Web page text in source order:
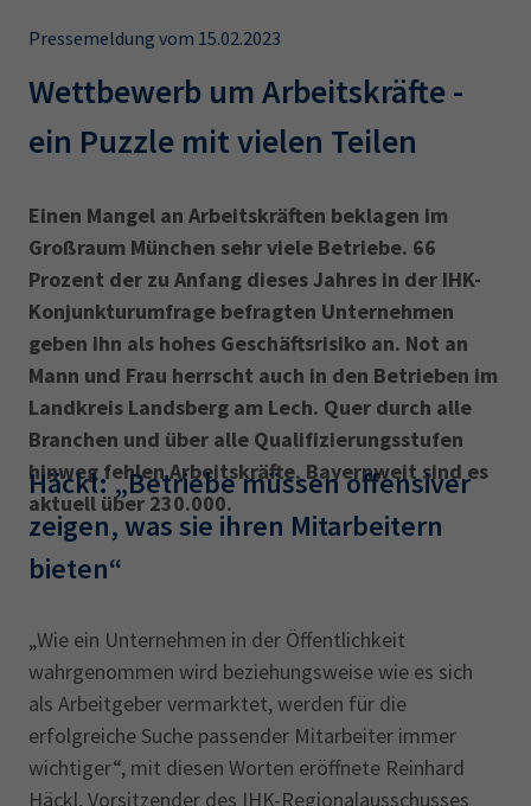
Leichte Sprache
IHK regional
Presse
EN
IHK Akademie
Magazin Log-in
Wirtschaftsfachwirt
34f
Sachkundeprüfung
Berichtsheft
AEVO
34i
Betriebswirt Prüfbericht
Pressemeldung vom 15.02.2023
Wettbewerb um Arbeitskräfte -
ein Puzzle mit vielen Teilen
Einen Mangel an Arbeitskräften beklagen im
Großraum München sehr viele Betriebe. 66
Prozent der zu Anfang dieses Jahres in der IHK-
Konjunkturumfrage befragten Unternehmen
geben ihn als hohes Geschäftsrisiko an. Not an
Mann und Frau herrscht auch in den Betrieben im
Landkreis Landsberg am Lech. Quer durch alle
Branchen und über alle Qualifizierungsstufen
hinweg fehlen Arbeitskräfte. Bayernweit sind es
aktuell über 230.000.
Häckl: „Betriebe müssen offensiver
zeigen, was sie ihren Mitarbeitern
bieten“
„Wie ein Unternehmen in der Öffentlichkeit
wahrgenommen wird beziehungsweise wie es sich
als Arbeitgeber vermarktet, werden für die
erfolgreiche Suche passender Mitarbeiter immer
wichtiger“, mit diesen Worten eröffnete Reinhard
Häckl, Vorsitzen­der des IHK-Regionalausschusses